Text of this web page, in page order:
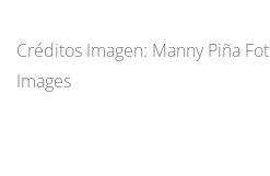
Créditos Imagen: Manny Piña
Images